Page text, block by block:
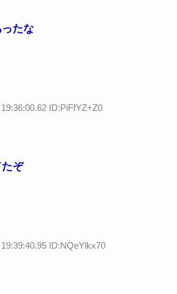
たな
ID:PiFfYZ+Z0
ぞ
ID:NQeYlkx70